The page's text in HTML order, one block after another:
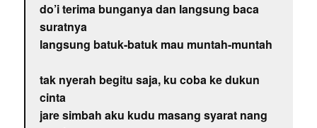
do’i terima bunganya dan langsung baca
suratnya
langsung batuk-batuk mau muntah-muntah
tak nyerah begitu saja, ku coba ke dukun
cinta
jare simbah aku kudu masang syarat nang